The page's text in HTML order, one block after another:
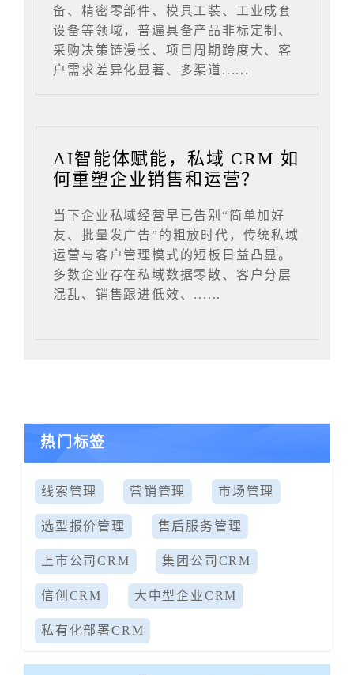
备、精密零部件、模具工装、工业成套
设备等领域，普遍具备产品非标定制、
采购决策链漫长、项目周期跨度大、客
户需求差异化显著、多渠道......
AI智能体赋能，私域 CRM 如
何重塑企业销售和运营？
当下企业私域经营早已告别“简单加好
友、批量发广告”的粗放时代，传统私域
运营与客户管理模式的短板日益凸显。
多数企业存在私域数据零散、客户分层
混乱、销售跟进低效、......
热门标签
线索管理 营销管理 市场管理
选型报价管理 售后服务管理
上市公司CRM 集团公司CRM
信创CRM 大中型企业CRM
私有化部署CRM